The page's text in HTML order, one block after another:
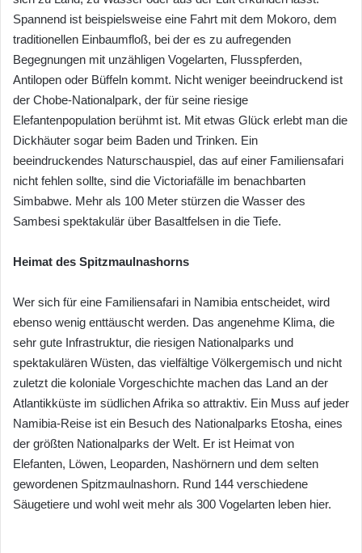
Spannend ist beispielsweise eine Fahrt mit dem Mokoro, dem
traditionellen Einbaumfloß, bei der es zu aufregenden
Begegnungen mit unzähligen Vogelarten, Flusspferden,
Antilopen oder Büffeln kommt. Nicht weniger beeindruckend ist
der Chobe-Nationalpark, der für seine riesige
Elefantenpopulation berühmt ist. Mit etwas Glück erlebt man die
Dickhäuter sogar beim Baden und Trinken. Ein
beeindruckendes Naturschauspiel, das auf einer Familiensafari
nicht fehlen sollte, sind die Victoriafälle im benachbarten
Simbabwe. Mehr als 100 Meter stürzen die Wasser des
Sambesi spektakulär über Basaltfelsen in die Tiefe.
Heimat des Spitzmaulnashorns
Wer sich für eine Familiensafari in Namibia entscheidet, wird
ebenso wenig enttäuscht werden. Das angenehme Klima, die
sehr gute Infrastruktur, die riesigen Nationalparks und
spektakulären Wüsten, das vielfältige Völkergemisch und nicht
zuletzt die koloniale Vorgeschichte machen das Land an der
Atlantikküste im südlichen Afrika so attraktiv. Ein Muss auf jeder
Namibia-Reise ist ein Besuch des Nationalparks Etosha, eines
der größten Nationalparks der Welt. Er ist Heimat von
Elefanten, Löwen, Leoparden, Nashörnern und dem selten
gewordenen Spitzmaulnashorn. Rund 144 verschiedene
Säugetiere und wohl weit mehr als 300 Vogelarten leben hier.